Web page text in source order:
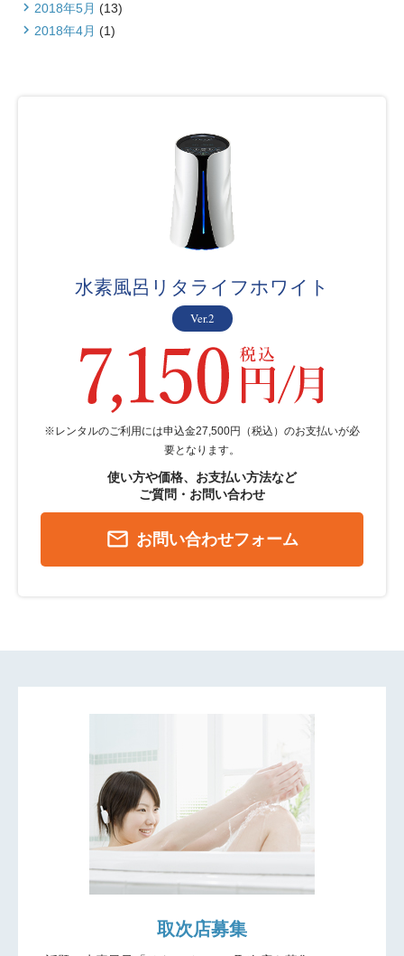
2018年5月 (13)
2018年4月 (1)
水素風呂リタライフホワイト
Ver.2
※レンタルのご利用には申込金27,500円（税込）のお支払いが必
要となります。
使い方や価格、お支払い方法など
ご質問・お問い合わせ
mail_outline お問い合わせフォーム
取次店募集